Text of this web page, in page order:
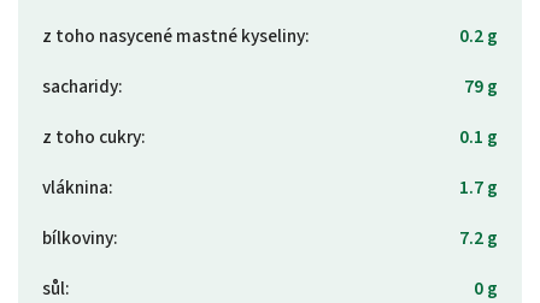
z toho nasycené mastné kyseliny:
0.2 g
sacharidy:
79 g
z toho cukry:
0.1 g
vláknina:
1.7 g
bílkoviny:
7.2 g
sůl:
0 g